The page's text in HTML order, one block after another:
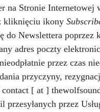
na Stronie
kliknięciu ikony
do Newslettera
adres poczty
przez czas
przyczyny,
contact [ at ]
przesyłanych przez